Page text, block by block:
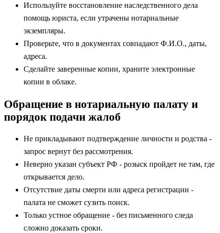
Используйте восстановление наследственного дела
помощь юриста, если утрачены нотариальные
экземпляры.
Проверьте, что в документах совпадают Ф.И.О., даты,
адреса.
Сделайте заверенные копии, храните электронные
копии в облаке.
Обращение в нотариальную палату и
порядок подачи жалоб
Не прикладывают подтверждение личности и родства -
запрос вернут без рассмотрения.
Неверно указан субъект РФ - розыск пройдет не там, где
открывается дело.
Отсутствие даты смерти или адреса регистрации -
палата не сможет сузить поиск.
Только устное обращение - без письменного следа
сложно доказать сроки.